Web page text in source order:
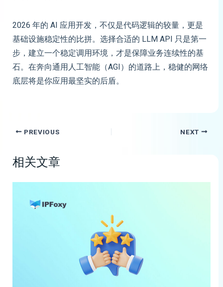
2026 年的 AI 应用开发，不仅是代码逻辑的较量，更是
基础设施稳定性的比拼。选择合适的 LLM API 只是第一
步，建立一个稳定调用环境，才是保障业务连续性的基
石。在奔向通用人工智能（AGI）的道路上，稳健的网络
底层将是你应用最坚实的后盾。
PREVIOUS NEXT
相关文章